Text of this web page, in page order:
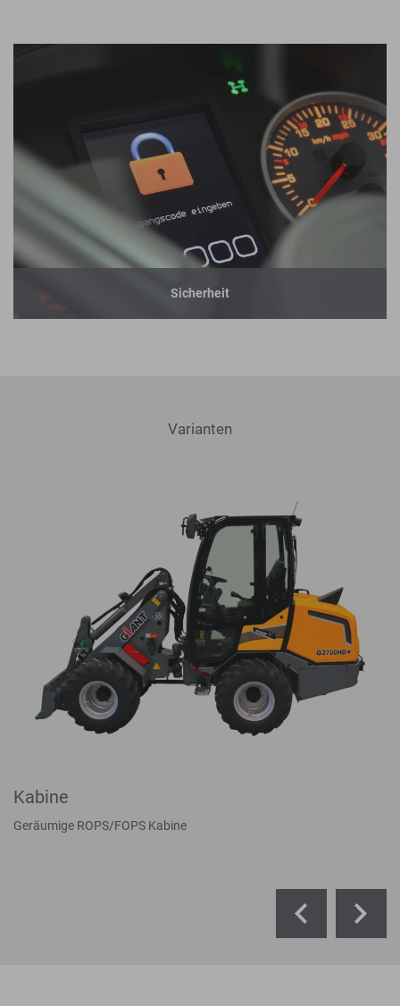
Sicherheit
Varianten
Kabine
Geräumige ROPS/FOPS Kabine